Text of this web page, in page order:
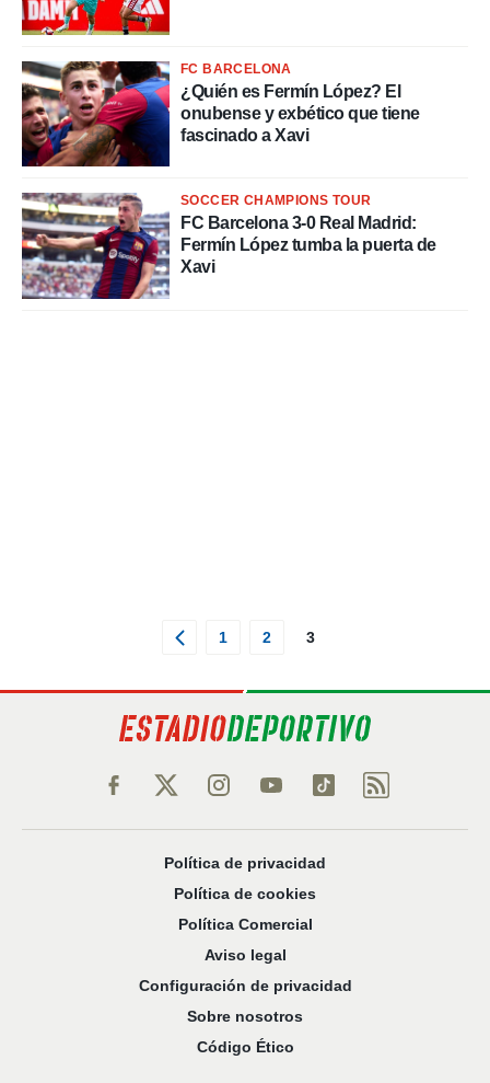
FC BARCELONA
¿Quién es Fermín López? El
onubense y exbético que tiene
fascinado a Xavi
SOCCER CHAMPIONS TOUR
FC Barcelona 3-0 Real Madrid:
Fermín López tumba la puerta de
Xavi
1 2 3
Política de privacidad
Política de cookies
Política Comercial
Aviso legal
Configuración de privacidad
Sobre nosotros
Código Ético